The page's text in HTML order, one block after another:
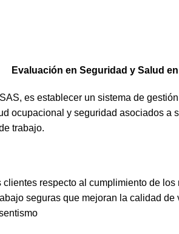
Evaluación en Seguridad y Salud
es establecer un sistema de
ocupacional y seguridad asociados
trabajo.
clientes respecto al cumplimiento de los
seguras que mejoran la calidad de